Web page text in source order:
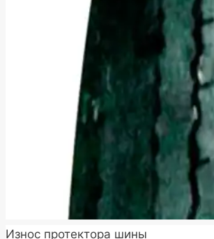
Износ протектора шины